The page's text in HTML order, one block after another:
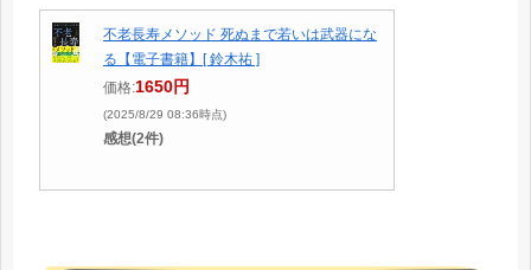
不老長寿メソッド 死ぬまで若いは武器にな
る【電子書籍】[ 鈴木祐 ]
価格:1650円
(2025/8/29 08:36時点)
感想(2件)